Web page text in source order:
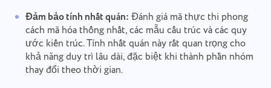
Đảm bảo tính nhất quán: Đánh giá mã thực thi phong
cách mã hóa thống nhất, các mẫu cấu trúc và các quy
ước kiến trúc. Tính nhất quán này rất quan trọng cho
khả năng duy trì lâu dài, đặc biệt khi thành phần nhóm
thay đổi theo thời gian.